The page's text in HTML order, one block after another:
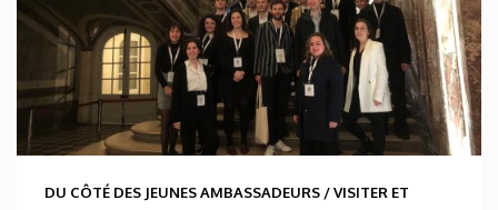
DU CÔTÉ DES JEUNES AMBASSADEURS /VISITER ET